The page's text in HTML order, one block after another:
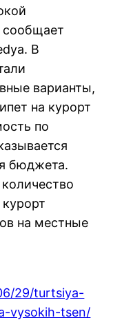
В
варианты,
на курорт
по
бюджета.
на местные
29/turtsiya-
vysokih-tsen/